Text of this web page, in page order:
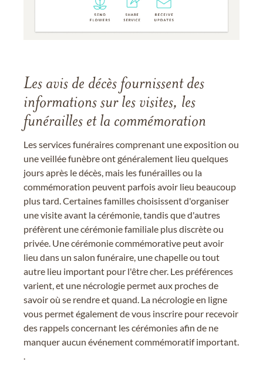
Les avis de décès fournissent des
informations sur les visites, les
funérailles et la commémoration
Les services funéraires comprenant une exposition ou
une veillée funèbre ont généralement lieu quelques
jours après le décès, mais les funérailles ou la
commémoration peuvent parfois avoir lieu beaucoup
plus tard. Certaines familles choisissent d'organiser
une visite avant la cérémonie, tandis que d'autres
préfèrent une cérémonie familiale plus discrète ou
privée. Une cérémonie commémorative peut avoir
lieu dans un salon funéraire, une chapelle ou tout
autre lieu important pour l'être cher. Les préférences
varient, et une nécrologie permet aux proches de
savoir où se rendre et quand. La nécrologie en ligne
vous permet également de vous inscrire pour recevoir
des rappels concernant les cérémonies afin de ne
manquer aucun événement commémoratif important.